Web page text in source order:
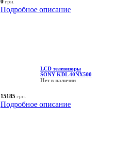
0 грн.
Подробное описание
LCD телевизоры
SONY KDL 40NX500
Нет в наличии
15185 грн.
Подробное описание